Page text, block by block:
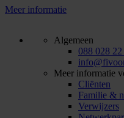
Meer informatie
Algemeen
088 028 22
Meer informatie
Cliënten
Familie &
Verwijzers